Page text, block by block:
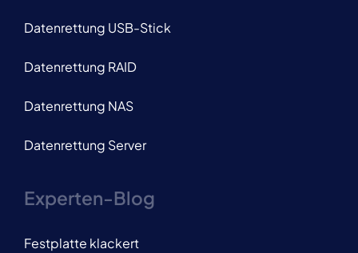
Datenrettung USB-Stick
Datenrettung RAID
Datenrettung NAS
Datenrettung Server
Experten-Blog
Festplatte klackert